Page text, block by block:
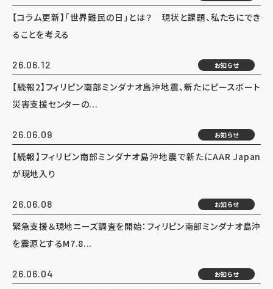
【コラム更新】「世界難民の日」とは？ 現状と課題、私たちにでき
ることを考える
26.06.12 お知らせ
【続報2】フィリピン南部ミンダナオ島沖地震、新たにピースボート
災害支援センターの...
26.06.09 お知らせ
【続報】フィリピン南部ミンダナオ島沖地震で新たにAAR Japan
が現地入り
26.06.08 お知らせ
緊急支援＆現地ニーズ調査を開始：フィリピン南部ミンダナオ島沖
を震源とするM7.8...
26.06.04 お知らせ